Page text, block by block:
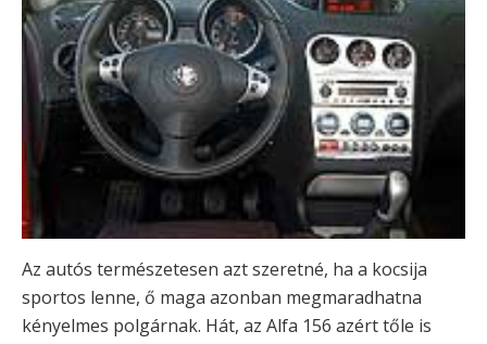
Az autós természetesen azt szeretné, ha a kocsija
sportos lenne, ő maga azonban megmaradhatna
kényelmes polgárnak. Hát, az Alfa 156 azért tőle is